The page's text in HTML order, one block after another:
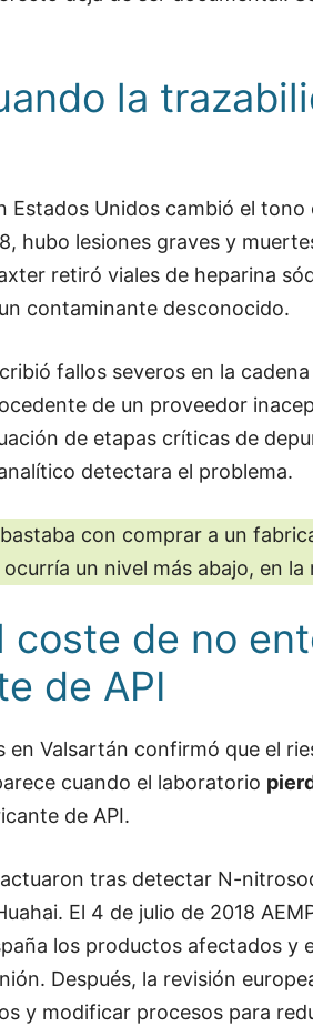
la
Estados Unidos cambió el tono
hubo lesiones graves y
retiró viales de heparina
contaminante desconocido.
fallos severos en la
de un proveedor
de etapas críticas de
detectara el problema.
con comprar a un
un nivel más abajo, en
coste de no
de API
en Valsartán confirmó que el
cuando el laboratorio
de API.
actuaron tras detectar N-
El 4 de julio de 2018
los productos afectados y
Después, la revisión
y modificar procesos para